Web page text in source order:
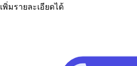
เพิ่มรายละเอียดได้